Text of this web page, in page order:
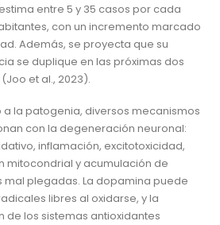
entre 5 y 35 casos por cada
con un incremento marcado
Además, se proyecta que su
se duplique en las próximas dos
et al., 2023).
a la patogenia, diversos mecanismos
con la degeneración neuronal:
inflamación, excitotoxicidad,
mitocondrial y acumulación de
mal plegadas. La dopamina puede
libres al oxidarse, y la
de los sistemas antioxidantes